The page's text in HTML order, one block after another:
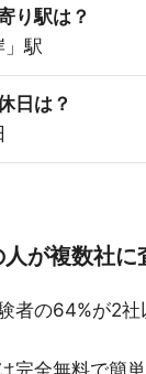
り駅は？
」駅
日は？
が複数社に
者の64%が2社
完全無料で簡